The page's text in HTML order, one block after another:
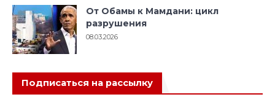
От Обамы к Мамдани: цикл
разрушения
08.03.2026
Подписаться на рассылку